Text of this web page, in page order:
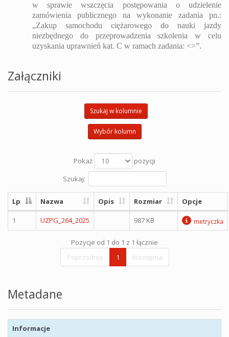
w sprawiewszczęcia postępowania o udzielenie
zamówienia publicznego na wykonanie zadania pn.:
„Zakup samochodu ciężarowego do nauki jazdy
niezbędnego do przeprowadzenia szkolenia w celu
uzyskania uprawnień kat. C w ramach zadania: <>”.
Załączniki
Szukaj w kolumnie
Wybór kolumn
Pokaż
pozycji
Szukaj:
Lp Nazwa Opis Rozmiar Opcje
1 UZPG_264_2025 987 KB metryczka
Pozycje od 1 do 1 z 1 łącznie
Poprzednia
1 Następna
Metadane
Informacje